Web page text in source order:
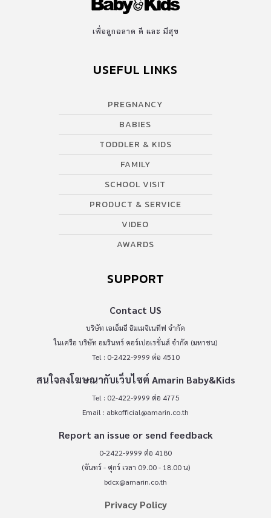
เพื่อลูกฉลาด ดี และ มีสุข
USEFUL LINKS
PREGNANCY
BABIES
TODDLER & KIDS
FAMILY
SCHOOL VISIT
PRODUCT & SERVICE
VIDEO
AWARDS
SUPPORT
Contact US
บริษัท เอเอ็มอี อิมเมจิเนทีฟ จำกัด
ในเครือ บริษัท อมรินทร์ คอร์เปอเรชั่นส์ จำกัด (มหาชน)
Tel : 0-2422-9999 ต่อ 4510
สนใจลงโฆษณากับเว็บไซต์ Amarin Baby&Kids
Tel : 02-422-9999 ต่อ 4775
Email : abkofficial@amarin.co.th
Report an issue or send feedback
0-2422-9999 ต่อ 4180
(จันทร์ - ศุกร์ เวลา 09.00 - 18.00 น)
bdcx@amarin.co.th
Privacy Policy